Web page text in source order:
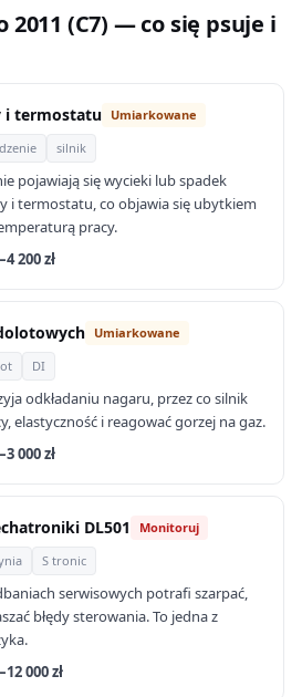
2011 (C7) — co się psuje i
i termostatu Umiarkowane
silnik
pojawiają się wycieki lub spadek
i termostatu, co objawia się ubytkiem
pracy.
200 zł
Umiarkowane
DI
odkładaniu nagaru, przez co silnik
elastyczność i reagować gorzej na gaz.
000 zł
DL501 Monitoruj
S tronic
serwisowych potrafi szarpać,
błędy sterowania. To jedna z
000 zł